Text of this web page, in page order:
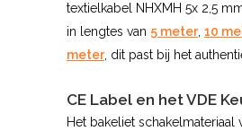
textielkabel NHXMH 5x 2,5
in lengtes van 5 meter, 10
meter, dit past bij het
CE Label en het VDE
Het bakeliet schakelmateriaal